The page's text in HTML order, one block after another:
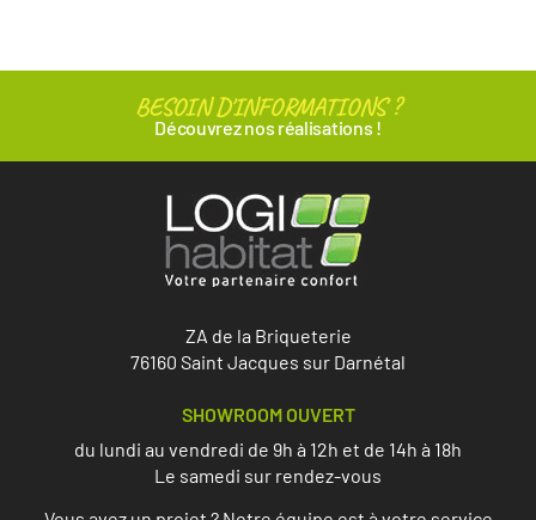
BESOIN D'INFORMATIONS ?
Découvrez nos réalisations !
ZA de la Briqueterie
76160 Saint Jacques sur Darnétal
SHOWROOM OUVERT
du lundi au vendredi de 9h à 12h et de 14h à 18h
Le samedi sur rendez-vous